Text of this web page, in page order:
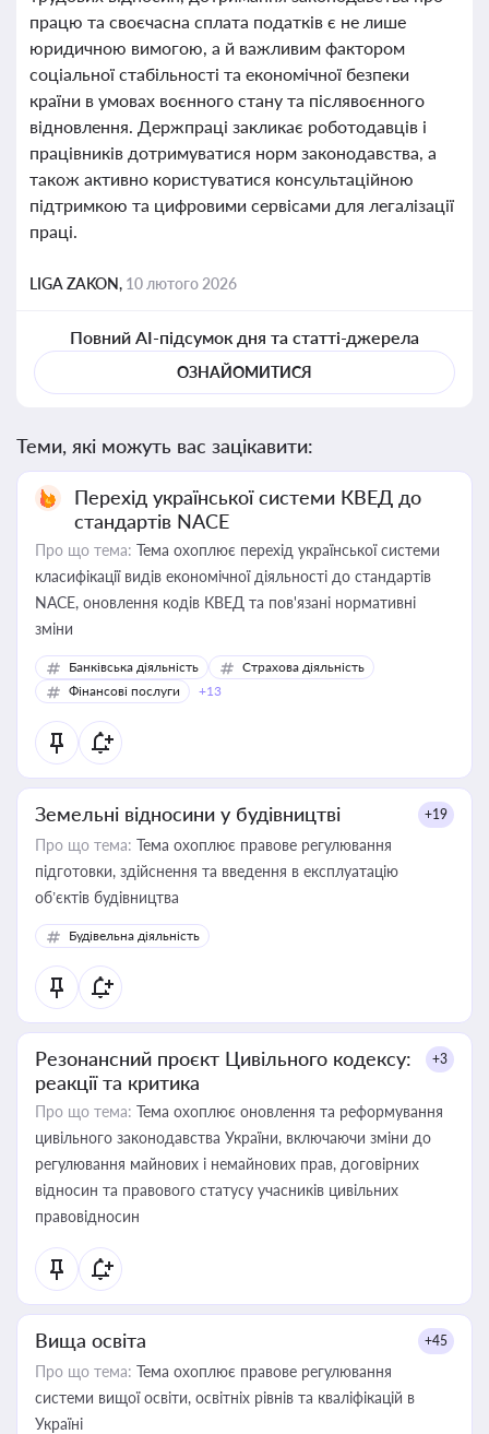
працю та своєчасна сплата податків є не лише
юридичною вимогою, а й важливим фактором
соціальної стабільності та економічної безпеки
країни в умовах воєнного стану та післявоєнного
відновлення. Держпраці закликає роботодавців і
працівників дотримуватися норм законодавства, а
також активно користуватися консультаційною
підтримкою та цифровими сервісами для легалізації
праці.
LIGA ZAKON, 10 лютого 2026
Повний AI-підсумок дня та статті-джерела
ОЗНАЙОМИТИСЯ
Теми, які можуть вас зацікавити:
Перехід української системи КВЕД до
стандартів NACE
Про що тема: Тема охоплює перехід української системи
класифікації видів економічної діяльності до стандартів
NACE, оновлення кодів КВЕД та пов'язані нормативні
зміни
Банківська діяльність
Страхова діяльність
Фінансові послуги
+13
Земельні відносини у будівництві +19
Про що тема: Тема охоплює правове регулювання
підготовки, здійснення та введення в експлуатацію
об’єктів будівництва
Будівельна діяльність
Резонансний проєкт Цивільного кодексу:
реакції та критика
+3
Про що тема: Тема охоплює оновлення та реформування
цивільного законодавства України, включаючи зміни до
регулювання майнових і немайнових прав, договірних
відносин та правового статусу учасників цивільних
правовідносин
Вища освіта +45
Про що тема: Тема охоплює правове регулювання
системи вищої освіти, освітніх рівнів та кваліфікацій в
Україні